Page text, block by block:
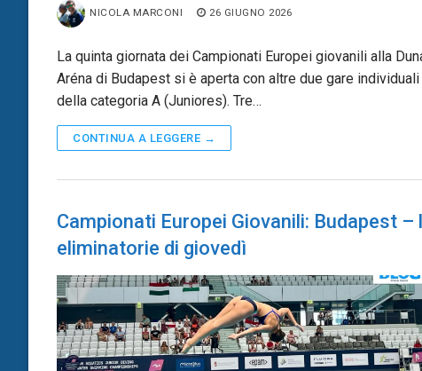
NICOLA MARCONI 26 GIUGNO 2026
La quinta giornata dei Campionati Europei giovanili alla
Aréna di Budapest si è aperta con altre due gare individuali
della categoria A (Juniores). Tre…
CONTINUA A LEGGERE →
Campionati Europei Giovanili: Budapest –
eliminatorie di giovedì